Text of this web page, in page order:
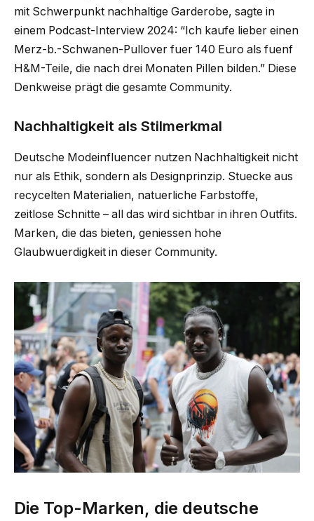
mit Schwerpunkt nachhaltige Garderobe, sagte in
einem Podcast-Interview 2024: “Ich kaufe lieber einen
Merz-b.-Schwanen-Pullover fuer 140 Euro als fuenf
H&M-Teile, die nach drei Monaten Pillen bilden.” Diese
Denkweise prägt die gesamte Community.
Nachhaltigkeit als Stilmerkmal
Deutsche Modeinfluencer nutzen Nachhaltigkeit nicht
nur als Ethik, sondern als Designprinzip. Stuecke aus
recycelten Materialien, natuerliche Farbstoffe,
zeitlose Schnitte – all das wird sichtbar in ihren Outfits.
Marken, die das bieten, geniessen hohe
Glaubwuerdigkeit in dieser Community.
Die Top-Marken, die deutsche